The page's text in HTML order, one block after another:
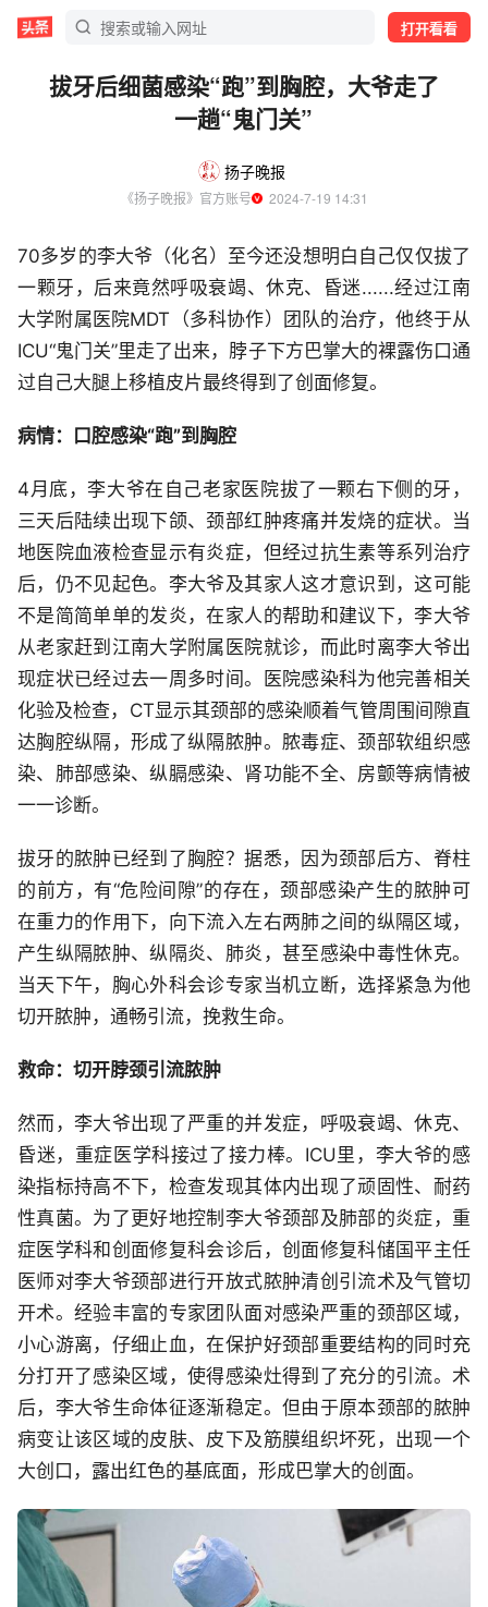
打开看看
拔牙后细菌感染“跑”到胸腔，大爷走了
一趟“鬼门关”
扬子晚报
《扬子晚报》官方账号
  2024-7-19 14:31
70多岁的李大爷（化名）至今还没想明白自己仅仅拔了
一颗牙，后来竟然呼吸衰竭、休克、昏迷......经过江南
大学附属医院MDT（多科协作）团队的治疗，他终于从
ICU“鬼门关”里走了出来，脖子下方巴掌大的裸露伤口通
过自己大腿上移植皮片最终得到了创面修复。
病情：口腔感染“跑”到胸腔
4月底，李大爷在自己老家医院拔了一颗右下侧的牙，
三天后陆续出现下颌、颈部红肿疼痛并发烧的症状。当
地医院血液检查显示有炎症，但经过抗生素等系列治疗
后，仍不见起色。李大爷及其家人这才意识到，这可能
不是简简单单的发炎，在家人的帮助和建议下，李大爷
从老家赶到江南大学附属医院就诊，而此时离李大爷出
现症状已经过去一周多时间。医院感染科为他完善相关
化验及检查，CT显示其颈部的感染顺着气管周围间隙直
达胸腔纵隔，形成了纵隔脓肿。脓毒症、颈部软组织感
染、肺部感染、纵膈感染、肾功能不全、房颤等病情被
一一诊断。
拔牙的脓肿已经到了胸腔？据悉，因为颈部后方、脊柱
的前方，有“危险间隙”的存在，颈部感染产生的脓肿可
在重力的作用下，向下流入左右两肺之间的纵隔区域，
产生纵隔脓肿、纵隔炎、肺炎，甚至感染中毒性休克。
当天下午，胸心外科会诊专家当机立断，选择紧急为他
切开脓肿，通畅引流，挽救生命。
救命：切开脖颈引流脓肿
然而，李大爷出现了严重的并发症，呼吸衰竭、休克、
昏迷，重症医学科接过了接力棒。ICU里，李大爷的感
染指标持高不下，检查发现其体内出现了顽固性、耐药
性真菌。为了更好地控制李大爷颈部及肺部的炎症，重
症医学科和创面修复科会诊后，创面修复科储国平主任
医师对李大爷颈部进行开放式脓肿清创引流术及气管切
开术。经验丰富的专家团队面对感染严重的颈部区域，
小心游离，仔细止血，在保护好颈部重要结构的同时充
分打开了感染区域，使得感染灶得到了充分的引流。术
后，李大爷生命体征逐渐稳定。但由于原本颈部的脓肿
病变让该区域的皮肤、皮下及筋膜组织坏死，出现一个
大创口，露出红色的基底面，形成巴掌大的创面。